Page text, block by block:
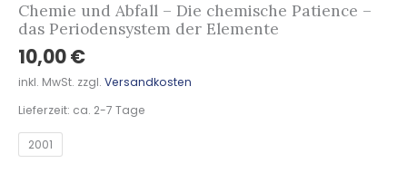
Chemie und Abfall – Die chemische Patience –
das Periodensystem der Elemente
10,00€
inkl. MwSt. zzgl. Versandkosten
Lieferzeit: ca. 2-7 Tage
2001
Patience
das
Periodensystem
der
Menge